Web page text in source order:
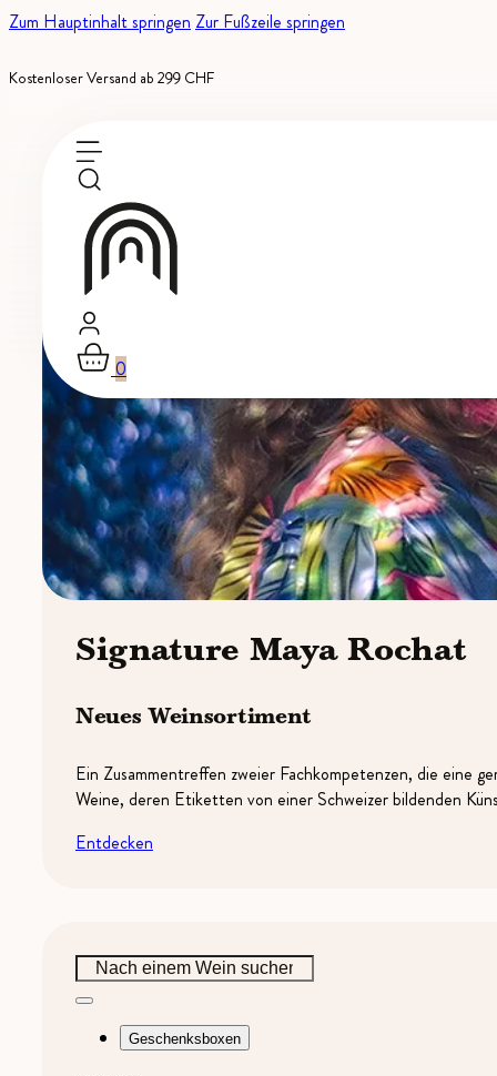
Zum Hauptinhalt springen Zur Fußzeile springen
Kostenloser Versand ab 299 CHF
0
Signature Maya Rochat
Neues Weinsortiment
Ein Zusammentreffen zweier Fachkompetenzen, die eine
Weine, deren Etiketten von einer Schweizer bildenden
Entdecken
Geschenksboxen